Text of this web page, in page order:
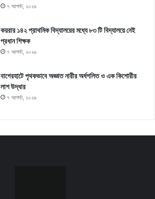
৭ আগস্ট, ২০২৬
কয়রার ১৪২ প্রাথমিক বিদ্যালয়ের মধ্যে ৮৩ টি বিদ্যালয়ে নেই
প্রধান শিক্ষক
৭ আগস্ট, ২০২৬
বাগেরহাটে পৃথকভাবে অজ্ঞাত নারীর অর্ধগলিত ও এক কিশোরীর
লাশ উদ্ধার
৭ আগস্ট, ২০২৬